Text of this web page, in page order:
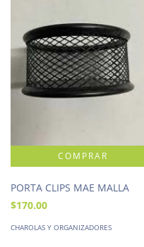
PORTA CLIPS MAE MALLA
$170.00
CHAROLAS Y ORGANIZADORES